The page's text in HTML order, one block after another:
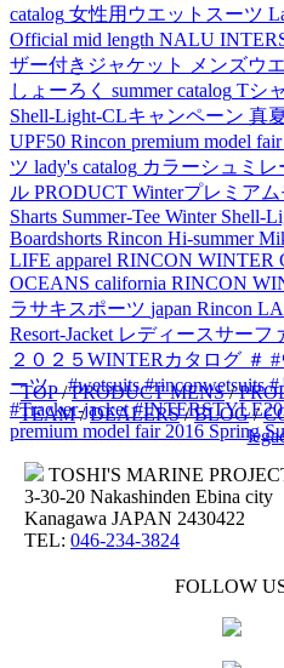
catalog 女性用ウエットスーツ
Official mid length NALU
ザー付きジャケット
メンズウ
しょーろく summer catalog Tシ
Shell-Light-CLキャンペーン 真
UPF50 Rincon premium model fair
ツ lady's catalog カラーシュミレ
ル PRODUCT Winterプレミア
Sharts Summer-Tee Winter Shell-
Boardshorts Rincon Hi-summer
LIFE apparel RINCON WINTER
OCEANS california RINCON
ラサキスポーツ japan Rincon
Resort-Jacket レディースサーフ
２０２５WINTERカタログ ＃
ーツ #wetsuits #rinconwetsuits
#Tracker-jacket
premium model fair 2016 Spring
TOP/PRODUCT MENS/
TEAM/DEALERS/BLOG/
TOSHI'S MARINE
3-30-20 Nakashinden Ebina city
Kanagawa JAPAN 2430422
TEL: 046-234-3824
FOLLOW